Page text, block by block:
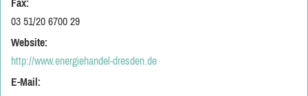
Fax:
03 51/20 6700 29
Website:
http://www.energiehandel-dresden.de
E-Mail: